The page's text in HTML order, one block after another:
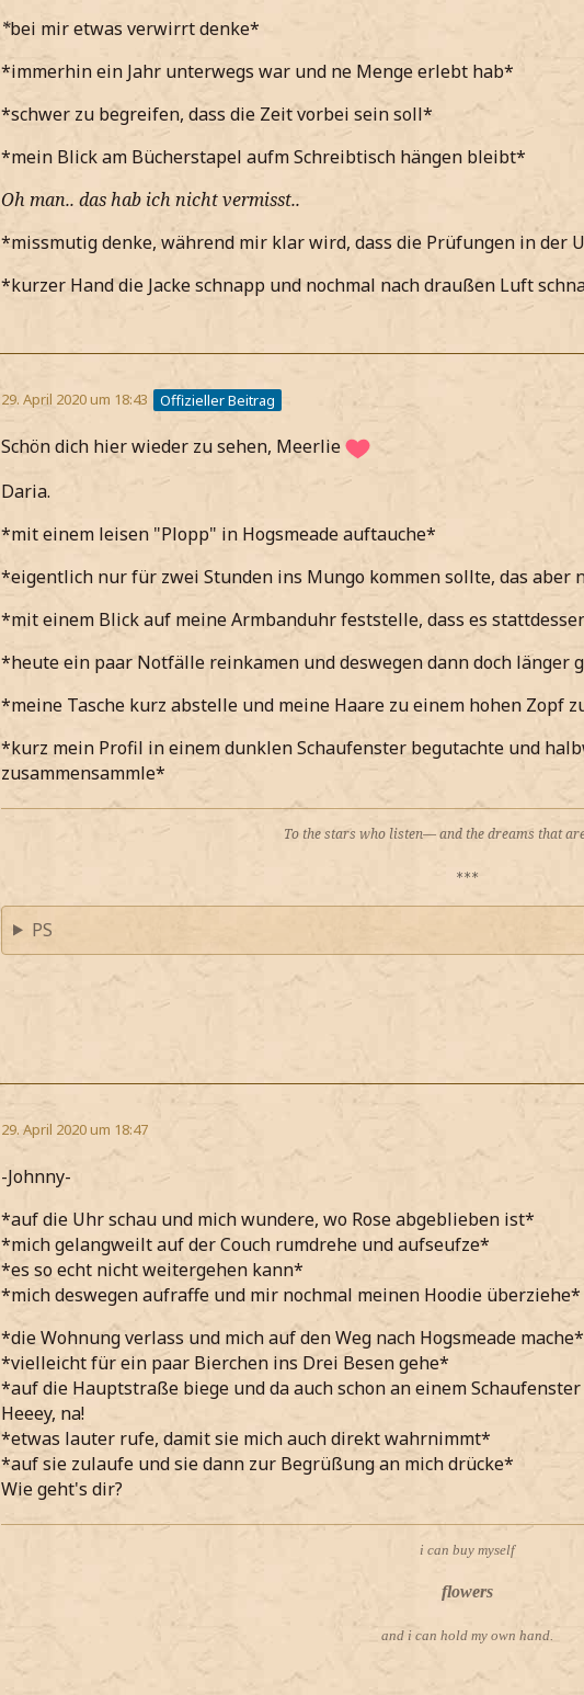
*bei mir etwas verwirrt denke*
*immerhin ein Jahr unterwegs war und ne Menge erlebt hab*
*schwer zu begreifen, dass die Zeit vorbei sein soll*
*mein Blick am Bücherstapel aufm Schreibtisch hängen bleibt*
Oh man.. das hab ich nicht vermisst..
*missmutig denke, während mir klar wird, dass die Prüfungen in der
*kurzer Hand die Jacke schnapp und nochmal nach draußen Luft
29. April 2020 um 18:43 Offizieller Beitrag
Schön dich hier wieder zu sehen, Meerlie
Daria.
*mit einem leisen "Plopp" in Hogsmeade auftauche*
*eigentlich nur für zwei Stunden ins Mungo kommen sollte, das
*mit einem Blick auf meine Armbanduhr feststelle, dass es
*heute ein paar Notfälle reinkamen und deswegen dann doch länger
*meine Tasche kurz abstelle und meine Haare zu einem hohen Zopf
*kurz mein Profil in einem dunklen Schaufenster begutachte und
zusammensammle*
To the stars who listen— and the dreams that
***
PS
29. April 2020 um 18:47
-Johnny-
*auf die Uhr schau und mich wundere, wo Rose abgeblieben ist*
*mich gelangweilt auf der Couch rumdrehe und aufseufze*
*es so echt nicht weitergehen kann*
*mich deswegen aufraffe und mir nochmal meinen Hoodie überziehe*
*die Wohnung verlass und mich auf den Weg nach Hogsmeade mache*
*vielleicht für ein paar Bierchen ins Drei Besen gehe*
*auf die Hauptstraße biege und da auch schon an einem
Heeey, na!
*etwas lauter rufe, damit sie mich auch direkt wahrnimmt*
*auf sie zulaufe und sie dann zur Begrüßung an mich drücke*
Wie geht's dir?
i can buy myself
flowers
and i can hold my own hand.